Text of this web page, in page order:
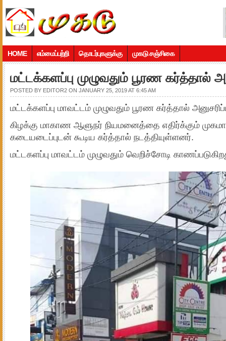
HOME எம்மைப்பற்றி தொடர்புகளுக்கு முகடு சஞ்சிகை
மட்டக்களப்பு முழுவதும் பூரண கர்த்தால்
POSTED BY EDITOR2 ON JANUARY 25, 2019 AT 6:45 AM
மட்டக்களப்பு மாவட்டம் முழுவதும் பூரண கர்த்தால்
கிழக்கு மாகாண ஆளுநர் நியமனைத்தை எதிர்க்கும்
கடையடைப்புடன் கூடிய கர்த்தால் நடத்தியுள்ளனர்.
மட்டகளப்பு மாவட்டம் முழுவதும் வெறிச்சோடி